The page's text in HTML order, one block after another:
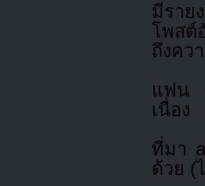
มีราย
โพสต์
ถึงคว
แฟน
เนื่อง
ที่มา
ด้วย (